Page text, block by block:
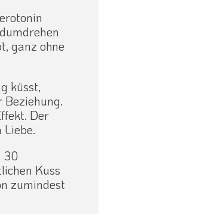
ganz ohne
küsst,
Der
30
Kuss
zumindest